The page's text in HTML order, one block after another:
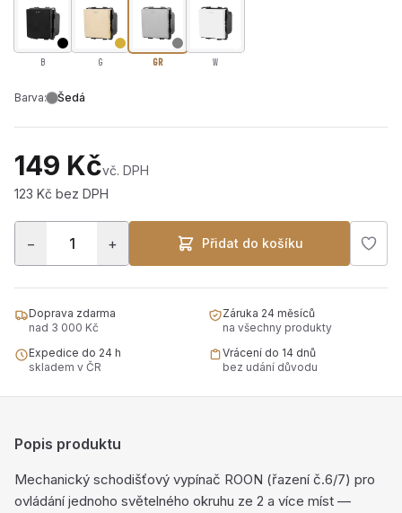
B G GR W
Barva: Šedá
149 Kčvč. DPH
123 Kč bez DPH
− + Přidat do košíku
Doprava zdarma
nad 3 000 Kč
Záruka 24 měsíců
na všechny produkty
Expedice do 24 h
skladem v ČR
Vrácení do 14 dnů
bez udání důvodu
Popis produktu
Mechanický schodišťový vypínač ROON (řazení č.6/7) pro
ovládání jednoho světelného okruhu ze 2 a více míst —